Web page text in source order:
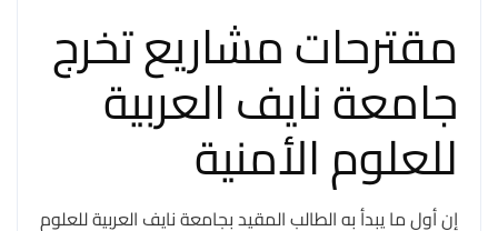
مقترحات مشاريع تخرج
جامعة نايف العربية
للعلوم الأمنية
إن أول ما يبدأ به الطالب المقيد بجامعة نايف العربية للعلوم